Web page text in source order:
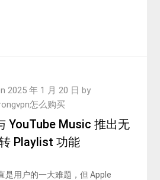
YouTube Music 推出无
Playlist 功能
2025 年 1 月 20 日 by
怎么购买
是用户的一大难题，但 Apple